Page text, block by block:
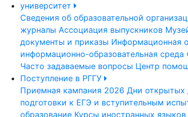
университет
Сведения об образовательной
журналы Ассоциация выпускников
документы и приказы Информационная
информационно-образовательная среда
Часто задаваемые вопросы Центр
Поступление в РГГУ
Приемная кампания 2026 Дни открытых
подготовки к ЕГЭ и вступительным
образование Курсы иностранных языков